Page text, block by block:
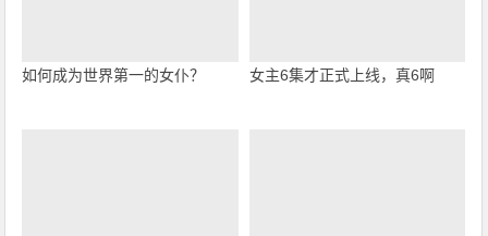
如何成为世界第一的女仆？ 女主6集才正式上线，真6啊